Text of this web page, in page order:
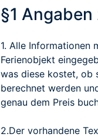
§1
1. Alle Informationen
Ferienobjekt
was diese kostet, ob
berechnet werden
genau dem Preis
2.Der vorhandene